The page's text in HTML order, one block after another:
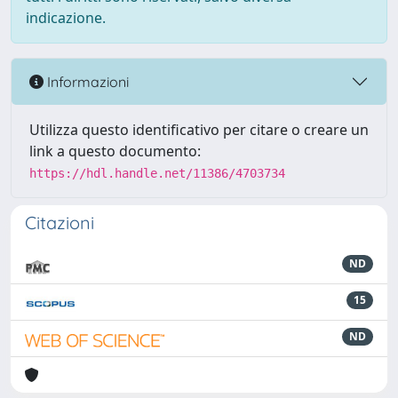
indicazione.
Informazioni
Utilizza questo identificativo per citare o creare un
link a questo documento:
https://hdl.handle.net/11386/4703734
Citazioni
ND
15
ND